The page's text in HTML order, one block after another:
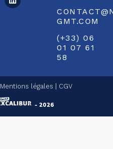
GMT.COM
(+33) 06
01 07 61
58
Mentions légales | CGV
- 2026